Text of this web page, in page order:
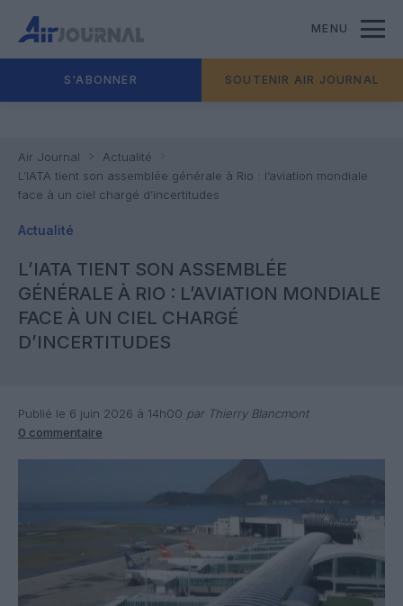
MENU
S'ABONNER SOUTENIR AIR JOURNAL
Air Journal
Actualité
L’IATA tient son assemblée générale à Rio : l’aviation mondiale
face à un ciel chargé d’incertitudes
Actualité
L’IATA TIENT SON ASSEMBLÉE
GÉNÉRALE À RIO : L’AVIATION MONDIALE
FACE À UN CIEL CHARGÉ
D’INCERTITUDES
Publié le 6 juin 2026 à 14h00 par Thierry Blancmont
0 commentaire